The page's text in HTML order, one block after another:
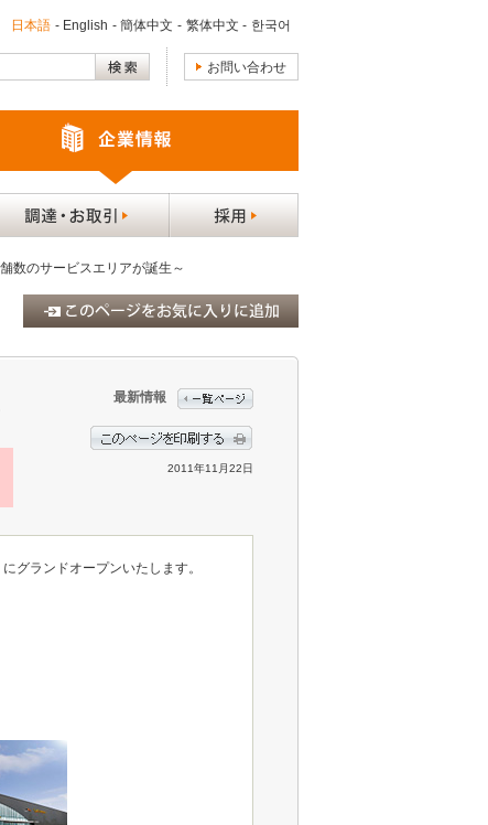
日本語 - English - 簡体中文 - 繁体中文 - 한국어
お問い合わせ
数のサービスエリアが誕生～
最新情報
2011年11月22日
グランドオープンいたします。